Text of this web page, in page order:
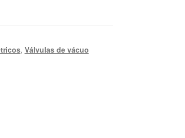
, Válvulas de vácuo